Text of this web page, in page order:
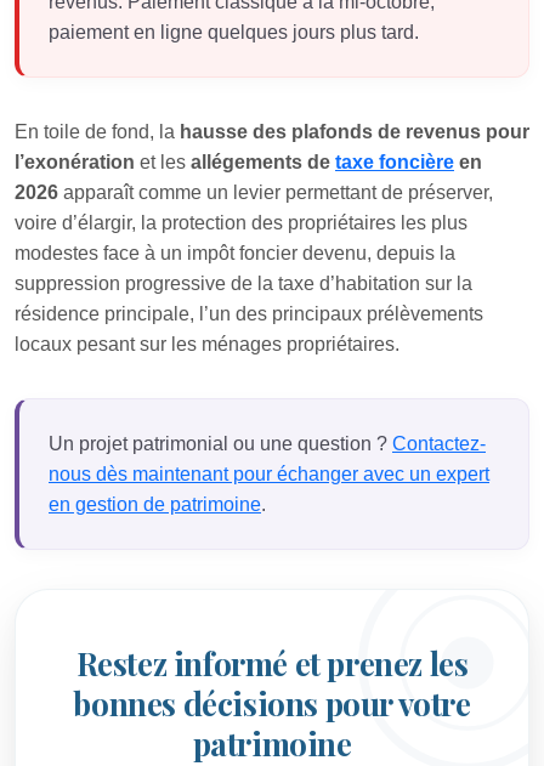
paiement en ligne quelques jours plus tard.
En toile de fond, la hausse des plafonds de revenus pour
l’exonération et les allégements de taxe foncière en
2026 apparaît comme un levier permettant de préserver,
voire d’élargir, la protection des propriétaires les plus
modestes face à un impôt foncier devenu, depuis la
suppression progressive de la taxe d’habitation sur la
résidence principale, l’un des principaux prélèvements
locaux pesant sur les ménages propriétaires.
Un projet patrimonial ou une question ? Contactez-
nous dès maintenant pour échanger avec un expert
en gestion de patrimoine.
Restez informé et prenez les
bonnes décisions pour votre
patrimoine